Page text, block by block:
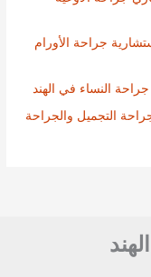
جراحة الأورام
النساء في الهند
التجميل والجراحة